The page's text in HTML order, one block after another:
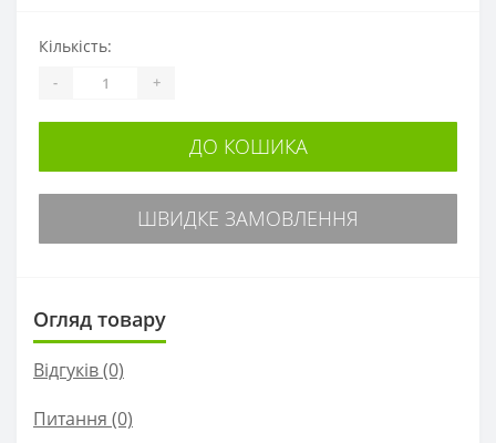
Кількість:
- +
ДО КОШИКА
ШВИДКЕ ЗАМОВЛЕННЯ
Огляд товару
Відгуків (0)
Питання (0)